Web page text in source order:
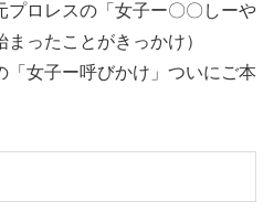
プロレスの「女子ー〇〇しーや
ったことがきっかけ）
「女子ー呼びかけ」ついにご本